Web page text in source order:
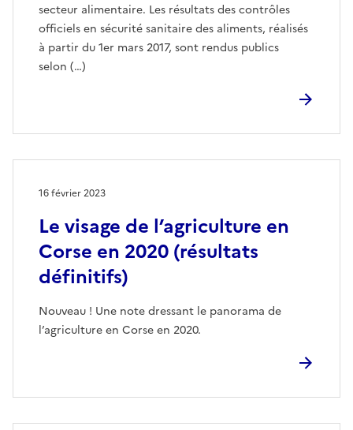
secteur alimentaire. Les résultats des contrôles
officiels en sécurité sanitaire des aliments, réalisés
à partir du 1er mars 2017, sont rendus publics
selon (…)
Le visage de l’agriculture en
Corse en 2020 (résultats
définitifs)
16 février 2023
Nouveau ! Une note dressant le panorama de
l’agriculture en Corse en 2020.